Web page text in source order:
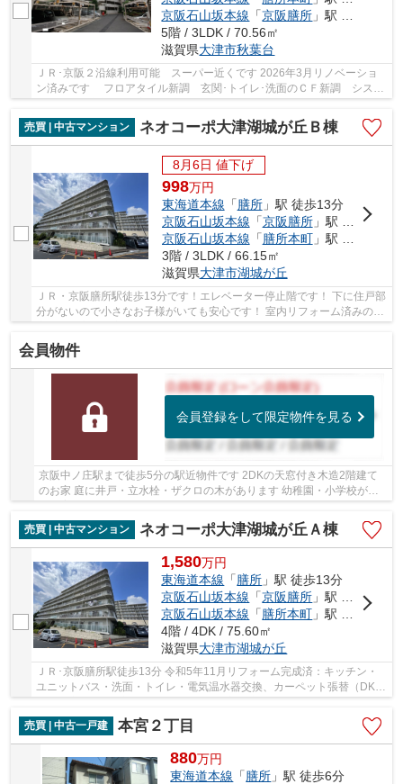
京阪石山坂本線 「京阪膳所 」駅 徒歩16分
5階 / 3LDK / 70.56㎡
滋賀県大津市秋葉台
ＪＲ･京阪２沿線利用可能 スーパー近くです 2026年3月リノベーショ
ン済みです フロアタイル新調 玄関･トイレ･洗面のＣＦ新調 システ
売買 | 中古マンション
ネオコーポ大津湖城が丘Ｂ棟
8月6日 値下げ
998万円
東海道本線 「膳所」駅 徒歩13分
京阪石山坂本線 「京阪膳所」駅 徒歩13分
京阪石山坂本線 「膳所本町」駅 徒歩15分
3階 / 3LDK / 66.15㎡
滋賀県大津市湖城が丘
ＪＲ・京阪膳所駅徒歩13分です！エレベーター停止階です！ 下に住戸部
分がないので小さなお子様がいても安心です！ 室内リフォーム済みの空
会員物件
会員登録をして限定物件を見る
京阪中ノ庄駅まで徒歩5分の駅近物件です 2DKの天窓付き木造2階建て
のお家 庭に井戸・立水栓・ザクロの木があります 幼稚園・小学校が近
く子育て便利な立地です
売買 | 中古マンション
ネオコーポ大津湖城が丘Ａ棟
1,580万円
東海道本線 「膳所 」駅 徒歩13分
京阪石山坂本線 「京阪膳所 」駅 徒歩13分
京阪石山坂本線 「膳所本町 」駅 徒歩14分
4階 / 4DK / 75.60㎡
滋賀県大津市湖城が丘
ＪＲ･京阪膳所駅徒歩13分 令和5年11月リフォーム完成済：キッチン・
ユニットバス・洗面・トイレ・電気温水器交換、カーペット張替（DK・
北側洋室2部屋・廊下）、クロス張替（玄関廊下...
売買 | 中古一戸建
本宮２丁目
880万円
東海道本線 「膳所 」駅 徒歩6分